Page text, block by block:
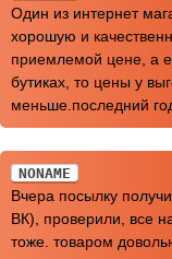
Один из интернет
хорошую и
приемлемой цене, а
бутиках, то цены у
меньше.последний
NONAME
Вчера посылку
ВК), проверили, все
тоже. товаром